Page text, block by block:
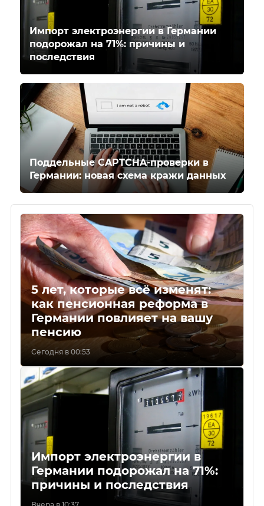
Импорт электроэнергии в Германии
подорожал на 71%: причины и
последствия
Поддельные CAPTCHA-проверки в
Германии: новая схема кражи данных
5 лет, которые всё изменят:
как пенсионная реформа в
Германии повлияет на вашу
пенсию
Сегодня в 00:53
Импорт электроэнергии в
Германии подорожал на 71%:
причины и последствия